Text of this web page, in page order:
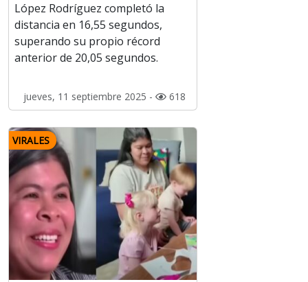
López Rodríguez completó la
distancia en 16,55 segundos,
superando su propio récord
anterior de 20,05 segundos.
jueves, 11 septiembre 2025 - 618
VIRALES